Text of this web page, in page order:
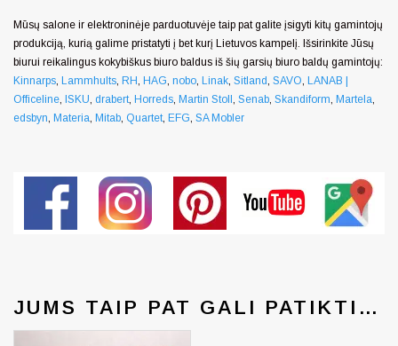
Mūsų salone ir elektroninėje parduotuvėje taip pat galite įsigyti kitų gamintojų
produkciją, kurią galime pristatyti į bet kurį Lietuvos kampelį. Išsirinkite Jūsų
biurui reikalingus kokybiškus biuro baldus iš šių garsių biuro baldų gamintojų:
Kinnarps, Lammhults, RH, HAG, nobo, Linak, Sitland, SAVO, LANAB |
Officeline, ISKU, drabert, Horreds, Martin Stoll , Senab, Skandiform, Martela,
edsbyn, Materia, Mitab, Quartet, EFG, SA Mobler
JUMS TAIP PAT GALI PATIKTI…